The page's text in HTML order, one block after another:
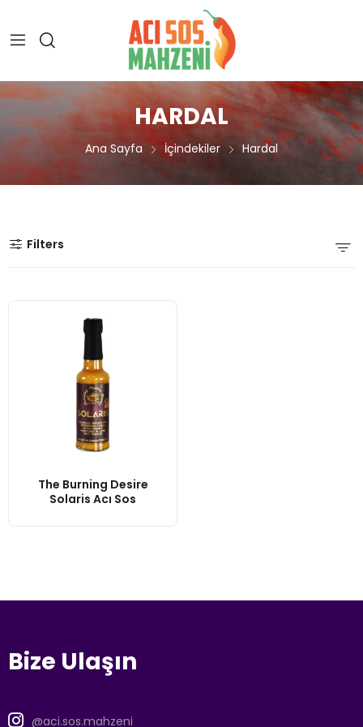
HARDAL
Ana Sayfa İçindekiler Hardal
Filters
The Burning Desire
Solaris Acı Sos
Bize Ulaşın
@aci.sos.mahzeni